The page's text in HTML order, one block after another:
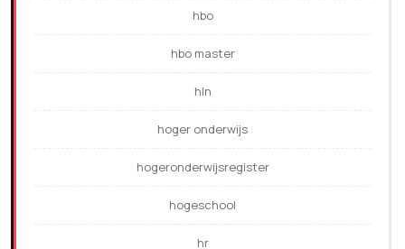
hbo
hbo master
hln
hoger onderwijs
hogeronderwijsregister
hogeschool
hr